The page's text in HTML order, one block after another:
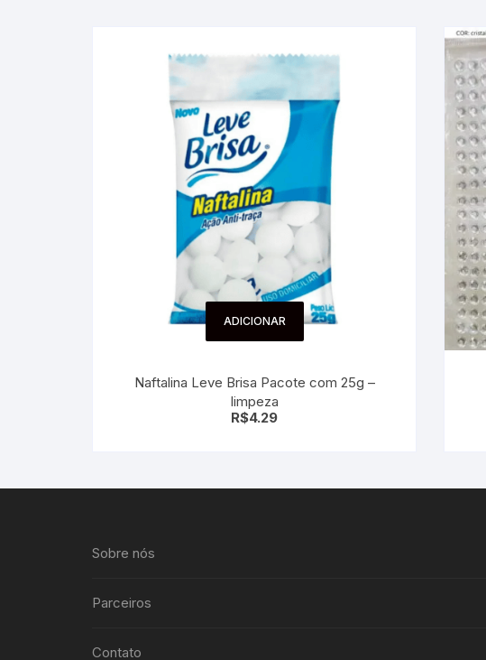
ADICIONAR
Naftalina Leve Brisa Pacote com 25g –
limpeza
R$4.29
Sobre nós
Parceiros
Contato